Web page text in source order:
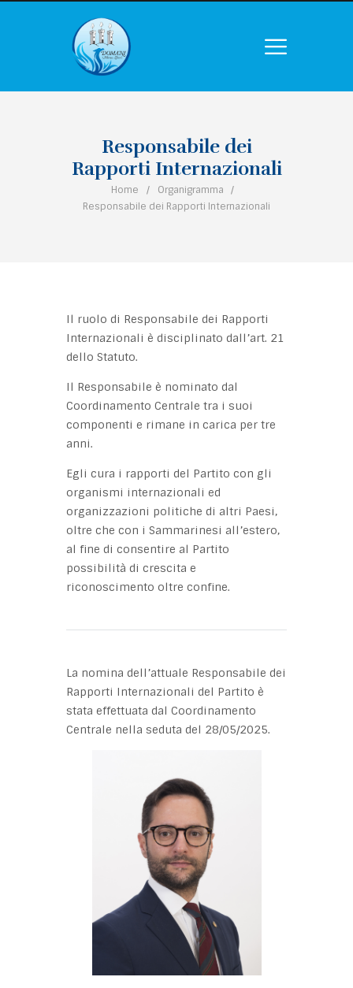
Responsabile dei
Rapporti Internazionali
Home
Organigramma
Responsabile dei Rapporti Internazionali
Il ruolo di Responsabile dei Rapporti
Internazionali è disciplinato dall’art. 21
dello Statuto.
Il Responsabile è nominato dal
Coordinamento Centrale tra i suoi
componenti e rimane in carica per tre
anni.
Egli cura i rapporti del Partito con gli
organismi internazionali ed
organizzazioni politiche di altri Paesi,
oltre che con i Sammarinesi all’estero,
al fine di consentire al Partito
possibilità di crescita e
riconoscimento oltre confine.
La nomina dell’attuale Responsabile dei
Rapporti Internazionali del Partito è
stata effettuata dal Coordinamento
Centrale nella seduta del 28/05/2025.